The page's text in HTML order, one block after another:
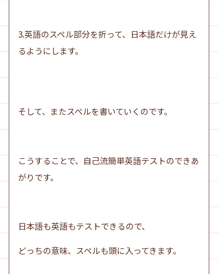
3.英語のスペル部分を折って、日本語だけが見え
るようにします。
そして、またスペルを書いていくのです。
こうすることで、自己流簡単英語テストのできあ
がりです。
日本語も英語もテストできるので、
どっちの意味、スペルも頭に入ってきます。